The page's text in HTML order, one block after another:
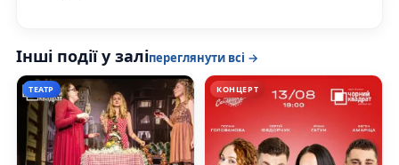
Інші події у заліпереглянути всі →
ТЕАТР КОНЦЕРТ